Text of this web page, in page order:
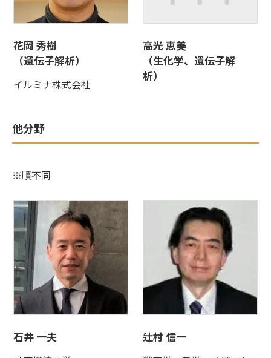
花岡 秀樹
（遺伝子解析）
イルミナ株式会社
高光 恵美
（生化学、遺伝子解
析）
他分野
※順不同
石井 一夫 辻村 信一